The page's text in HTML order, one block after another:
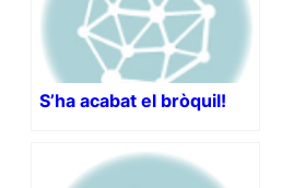
S’ha acabat el bròquil!